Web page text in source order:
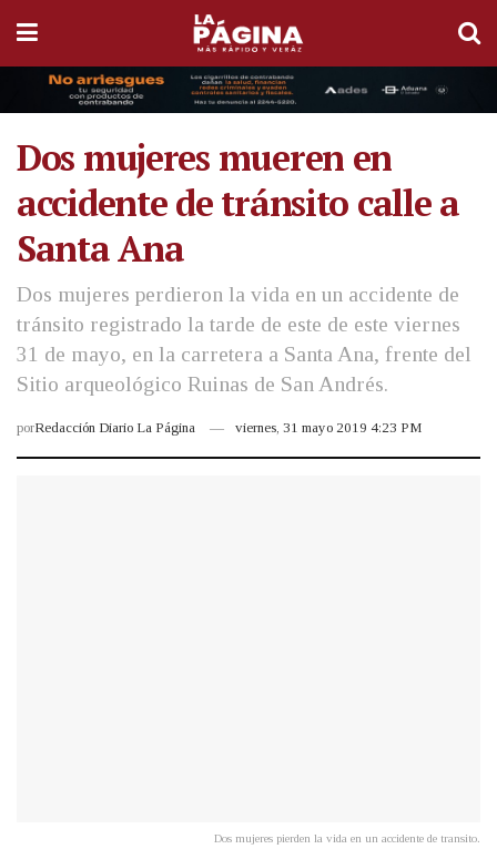
Dos mujeres mueren en
accidente de tránsito calle a
Santa Ana
Dos mujeres perdieron la vida en un accidente de
tránsito registrado la tarde de este de este viernes
31 de mayo, en la carretera a Santa Ana, frente del
Sitio arqueológico Ruinas de San Andrés.
porRedacción Diario La Página viernes, 31 mayo 2019 4:23 PM
Dos mujeres pierden la vida en un accidente de transito.